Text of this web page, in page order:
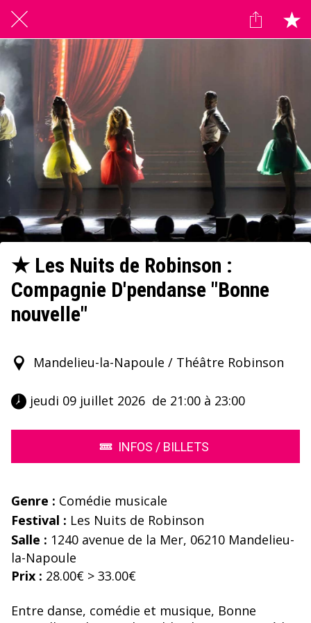
★ Les Nuits de Robinson :
Compagnie D'pendanse "Bonne
nouvelle"
Mandelieu-la-Napoule / Théâtre Robinson
jeudi 09 juillet 2026  de 21:00 à 23:00
INFOS / BILLETS
Genre : Comédie musicale
Festival : Les Nuits de Robinson
Salle : 1240 avenue de la Mer, 06210 Mandelieu-
la-Napoule
Prix : 28.00€ > 33.00€
Entre danse, comédie et musique, Bonne